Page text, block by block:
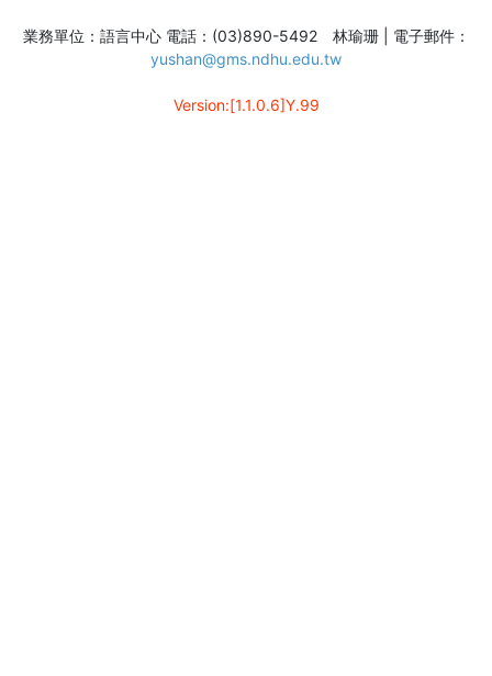
業務單位：語言中心 電話：(03)890-5492 林瑜珊 | 電子郵件：
yushan@gms.ndhu.edu.tw
Version:[1.1.0.6]Y.99